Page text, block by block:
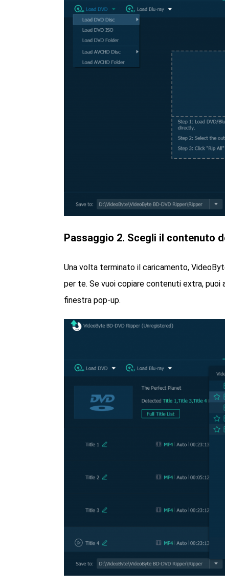
Passaggio 2. Scegli il contenuto
Una volta terminato il caricamento,
per te. Se vuoi copiare contenuti extra,
finestra pop-up.